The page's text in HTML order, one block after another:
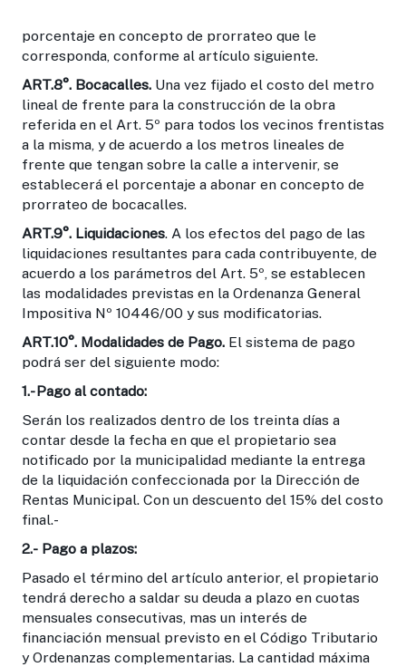
porcentaje en concepto de prorrateo que le
corresponda, conforme al artículo siguiente.
ART.8°. Bocacalles. Una vez fijado el costo del metro
lineal de frente para la construcción de la obra
referida en el Art. 5º para todos los vecinos frentistas
a la misma, y de acuerdo a los metros lineales de
frente que tengan sobre la calle a intervenir, se
establecerá el porcentaje a abonar en concepto de
prorrateo de bocacalles.
ART.9°. Liquidaciones. A los efectos del pago de las
liquidaciones resultantes para cada contribuyente, de
acuerdo a los parámetros del Art. 5º, se establecen
las modalidades previstas en la Ordenanza General
Impositiva Nº 10446/00 y sus modificatorias.
ART.10°. Modalidades de Pago. El sistema de pago
podrá ser del siguiente modo:
1.- Pago al contado:
Serán los realizados dentro de los treinta días a
contar desde la fecha en que el propietario sea
notificado por la municipalidad mediante la entrega
de la liquidación confeccionada por la Dirección de
Rentas Municipal. Con un descuento del 15% del costo
final.-
2.- Pago a plazos:
Pasado el término del artículo anterior, el propietario
tendrá derecho a saldar su deuda a plazo en cuotas
mensuales consecutivas, mas un interés de
financiación mensual previsto en el Código Tributario
y Ordenanzas complementarias. La cantidad máxima